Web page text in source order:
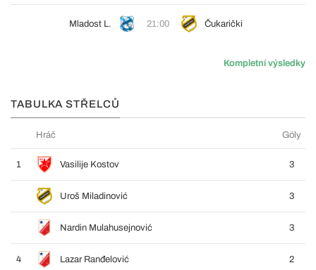
Mladost L. 21:00 Čukarički
Kompletní výsledky
TABULKA STŘELCŮ
Hráč Góly
1 Vasilije Kostov 3
Uroš Miladinović 3
Nardin Mulahusejnović 3
4 Lazar Ranđelović 2